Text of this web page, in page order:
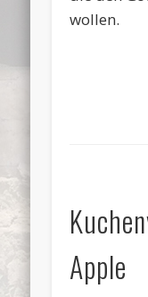
wollen.
Apple